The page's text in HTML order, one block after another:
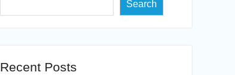
Search
Recent Posts